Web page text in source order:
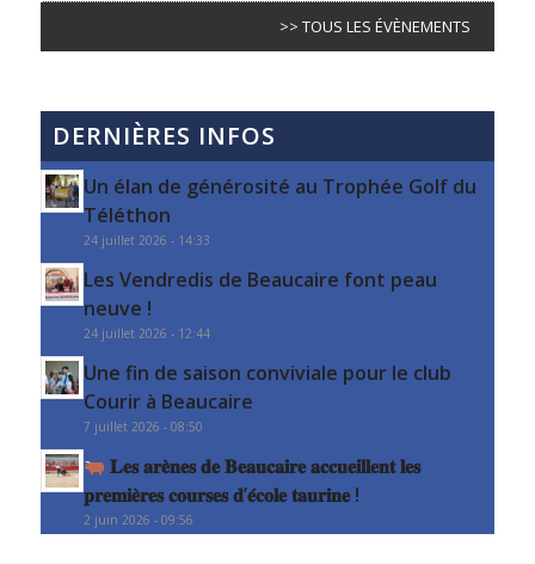
>> TOUS LES ÉVÈNEMENTS
DERNIÈRES INFOS
Un élan de générosité au Trophée Golf du
Téléthon
24 juillet 2026 - 14:33
Les Vendredis de Beaucaire font peau
neuve !
24 juillet 2026 - 12:44
Une fin de saison conviviale pour le club
Courir à Beaucaire
7 juillet 2026 - 08:50
𝐋𝐞𝐬 𝐚𝐫𝐞̀𝐧𝐞𝐬 𝐝𝐞 𝐁𝐞𝐚𝐮𝐜𝐚𝐢𝐫𝐞 𝐚𝐜𝐜𝐮𝐞𝐢𝐥𝐥𝐞𝐧𝐭 𝐥𝐞𝐬
𝐩𝐫𝐞𝐦𝐢𝐞̀𝐫𝐞𝐬 𝐜𝐨𝐮𝐫𝐬𝐞𝐬 𝐝’𝐞́𝐜𝐨𝐥𝐞 𝐭𝐚𝐮𝐫𝐢𝐧𝐞 !
2 juin 2026 - 09:56